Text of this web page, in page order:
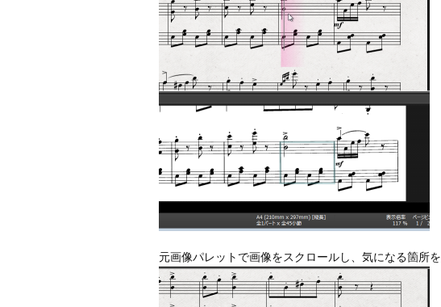
元画像パレットで画像をスクロールし、気になる箇所を